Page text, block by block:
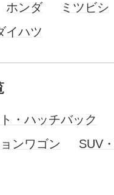
ホンダ
ミツビシ
イハツ
・ハッチバック
ンワゴン
SUV